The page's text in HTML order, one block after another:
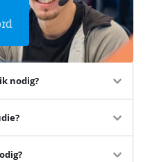
nodig?